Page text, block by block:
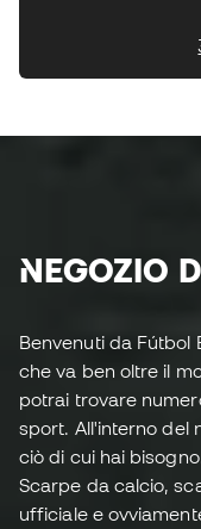
NEGOZIO
Benvenuti da Fútbol
che va ben oltre il
potrai trovare
sport. All'interno del
ciò di cui hai
Scarpe da calcio,
ufficiale e